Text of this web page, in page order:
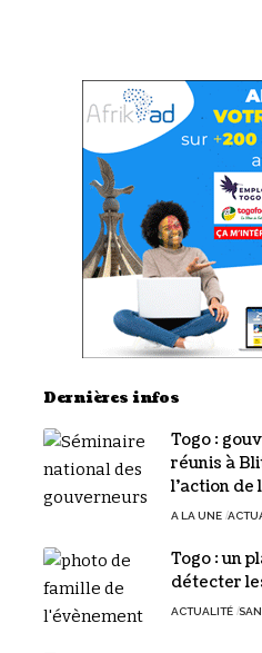
Dernières infos
Togo :
réunis à
l’action de
A LA UNE
Togo : un
détecter
ACTUALITÉ